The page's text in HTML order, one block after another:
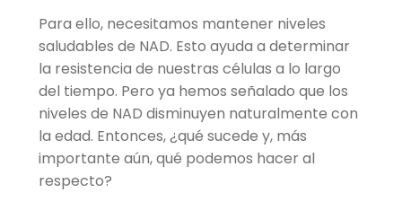
Para ello, necesitamos mantener niveles
saludables de NAD. Esto ayuda a determinar
la resistencia de nuestras células a lo largo
del tiempo. Pero ya hemos señalado que los
niveles de NAD disminuyen naturalmente con
la edad. Entonces, ¿qué sucede y, más
importante aún, qué podemos hacer al
respecto?